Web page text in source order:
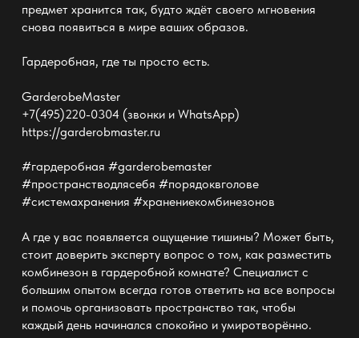
предмет хранится так, будто ждёт своего мгновения
снова появиться в мире ваших образов.
Гардеробная, где ты просто есть.
GarderobeMaster
+7(495)220-0304 (звонки и WhatsApp)
https://garderobmaster.ru
#гардеробная #garderobemaster
#пространстводлясебя #порядоквголове
#системахранения #хранениекомбинезонов
А где у вас появляется ощущение тишины? Может быть,
стоит доверить эксперту вопрос о том, как разместить
комбинезон в гардеробнойкомнате? Специалист с
большим опытом всегда готов ответить на все вопросы
и помочь организовать пространство так, чтобы
каждый день начинался спокойно и умиротворённо.